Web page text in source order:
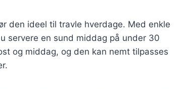
den ideel til travle hverdage. Med enkle
servere en sund middag på under 30
og middag, og den kan nemt tilpasses